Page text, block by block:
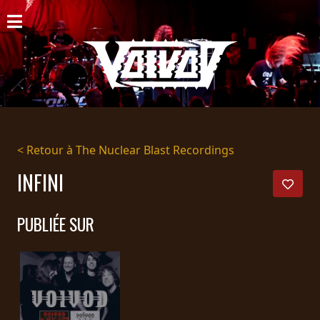
ACCUEIL
NOUVELLES
CONCERTS
DISCOGRAPHIE
GALERIE
BIO
PANIER
MAGASIN
DIFFUSION
< Retour à The Nuclear Blast Recordings
INFINI
PUBLIÉE SUR